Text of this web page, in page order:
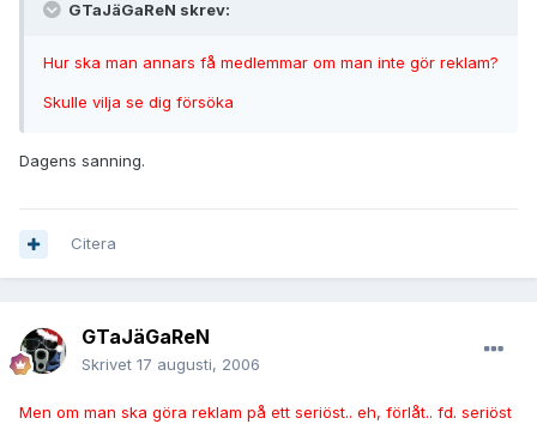
GTaJäGaReN skrev:
Hur ska man annars få medlemmar om man inte gör reklam?
Skulle vilja se dig försöka
Dagens sanning.
Citera
GTaJäGaReN
Skrivet 17 augusti, 2006
Men om man ska göra reklam på ett seriöst.. eh, förlåt.. fd. seriöst